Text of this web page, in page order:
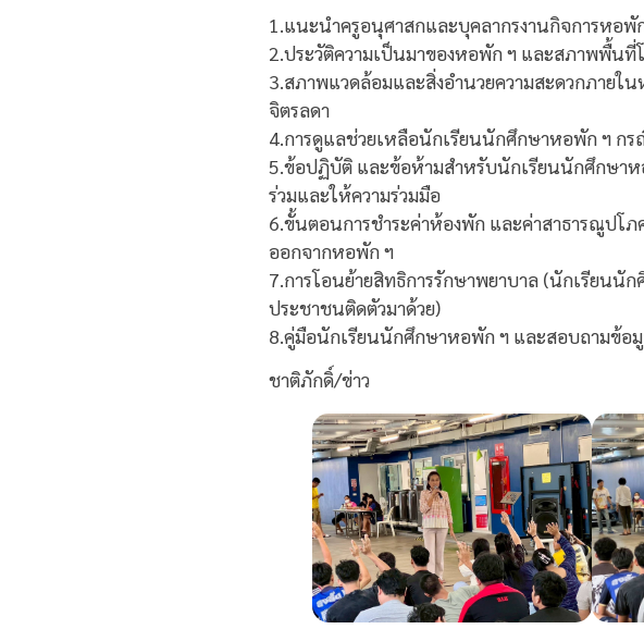
1.แนะนำครูอนุศาสกและบุคลากรงานกิจการหอ
2.ประวัติความเป็นมาของหอพัก ฯ และสภาพพื้น
3.สภาพแวดล้อมและสิ่งอำนวยความสะดวกภายใ
จิตรลดา
4.การดูแลช่วยเหลือนักเรียนนักศึกษาหอพัก ฯ กร
5.ข้อปฏิบัติ และข้อห้ามสำหรับนักเรียนนักศึกษา
ร่วมและให้ความร่วมมือ
6.ขั้นตอนการชำระค่าห้องพัก และค่าสาธารณูปโ
ออกจากหอพัก ฯ
7.การโอนย้ายสิทธิการรักษาพยาบาล (นักเรียนนั
ประชาชนติดตัวมาด้วย)
8.คู่มือนักเรียนนักศึกษาหอพัก ฯ และสอบถามข้อ
ชาติภักดิ์/ข่าว